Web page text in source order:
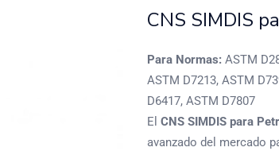
CNS SIMDIS
Para Normas: ASTM
ASTM D7213, ASTM
D6417, ASTM D7807
El CNS SIMDIS para
avanzado del mercado